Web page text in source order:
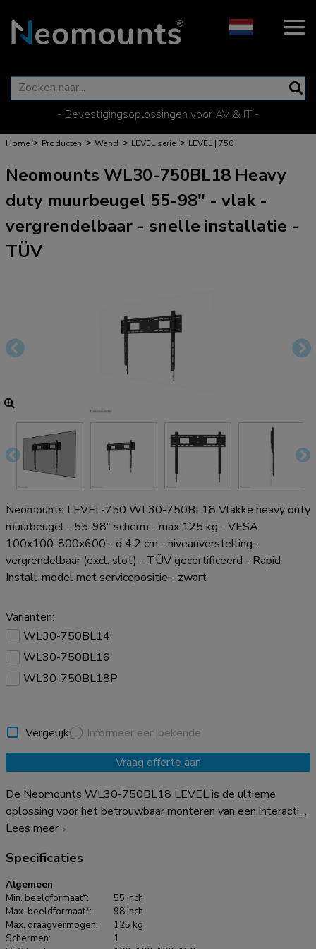
- Bevestigingsoplossingen voor AV & IT -
Home > Producten > Wand > LEVEL serie > LEVEL | 750
Neomounts WL30-750BL18 Heavy
duty muurbeugel 55-98" - vlak -
vergrendelbaar - snelle installatie -
TÜV
Neomounts LEVEL-750 WL30-750BL18 Vlakke heavy duty
muurbeugel - 55-98" scherm - max 125 kg - VESA
100x100-800x600 - d 4,2 cm - niveauverstelling -
vergrendelbaar (excl. slot) - TÜV gecertificeerd - Rapid
Install-model met servicepositie - zwart
Varianten:
WL30-750BL14
WL30-750BL16
WL30-750BL18P
Vergelijk
Informeer een bekende
Vraag offerte aan
De Neomounts WL30-750BL18 LEVEL is de ultieme
oplossing voor het betrouwbaar monteren van een interactief
of zwaargewicht beeldscherm tot 98" met een maximale
een hoog profiel wandplaat, is gemaakt voor optimale
stabiliteit en precisie, en garandeert veilige bevestiging van
het display, zelfs op oneffen muuroppervlakken. De
wandsteun is speciaal ontworpen voor de meest solide en
stabiele touchscreen-ervaring De beugels van de WL30-
Lees meer
Specificaties
Algemeen
Min. beeldformaat*:
55 inch
Max. beeldformaat*:
98 inch
Max. draagvermogen:
125 kg
Schermen:
1